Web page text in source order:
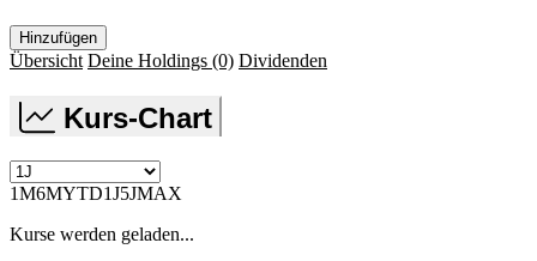
Hinzufügen
Übersicht Deine Holdings (0) Dividenden
Kurs-Chart
1M6MYTD1J5JMAX
Kurse werden geladen...